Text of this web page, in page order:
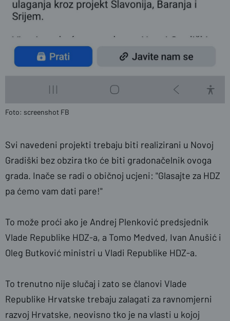
Foto: screenshot FB
Svi navedeni projekti trebaju biti realizirani u Novoj
Gradiški bez obzira tko će biti gradonačelnik ovoga
grada. Inače se radi o običnoj ucjeni: "Glasajte za HDZ
pa ćemo vam dati pare!"
To može proći ako je Andrej Plenković predsjednik
Vlade Republike HDZ-a, a Tomo Medved, Ivan Anušić i
Oleg Butković ministri u Vladi Republike HDZ-a.
To trenutno nije slučaj i zato se članovi Vlade
Republike Hrvatske trebaju zalagati za ravnomjerni
razvoj Hrvatske, neovisno tko je na vlasti u kojoj